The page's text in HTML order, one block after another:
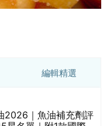
編輯精選
2026｜魚油補充劑評